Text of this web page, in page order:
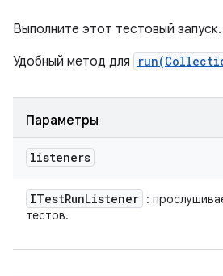
Выполните этот тестовый запуск.
Удобный метод для
Параметры
listeners
ITestRunListener :
тестов.